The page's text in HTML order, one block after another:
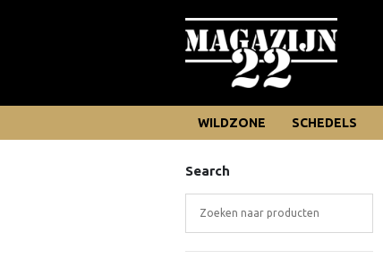
WILDZONE SCHEDELS
Search